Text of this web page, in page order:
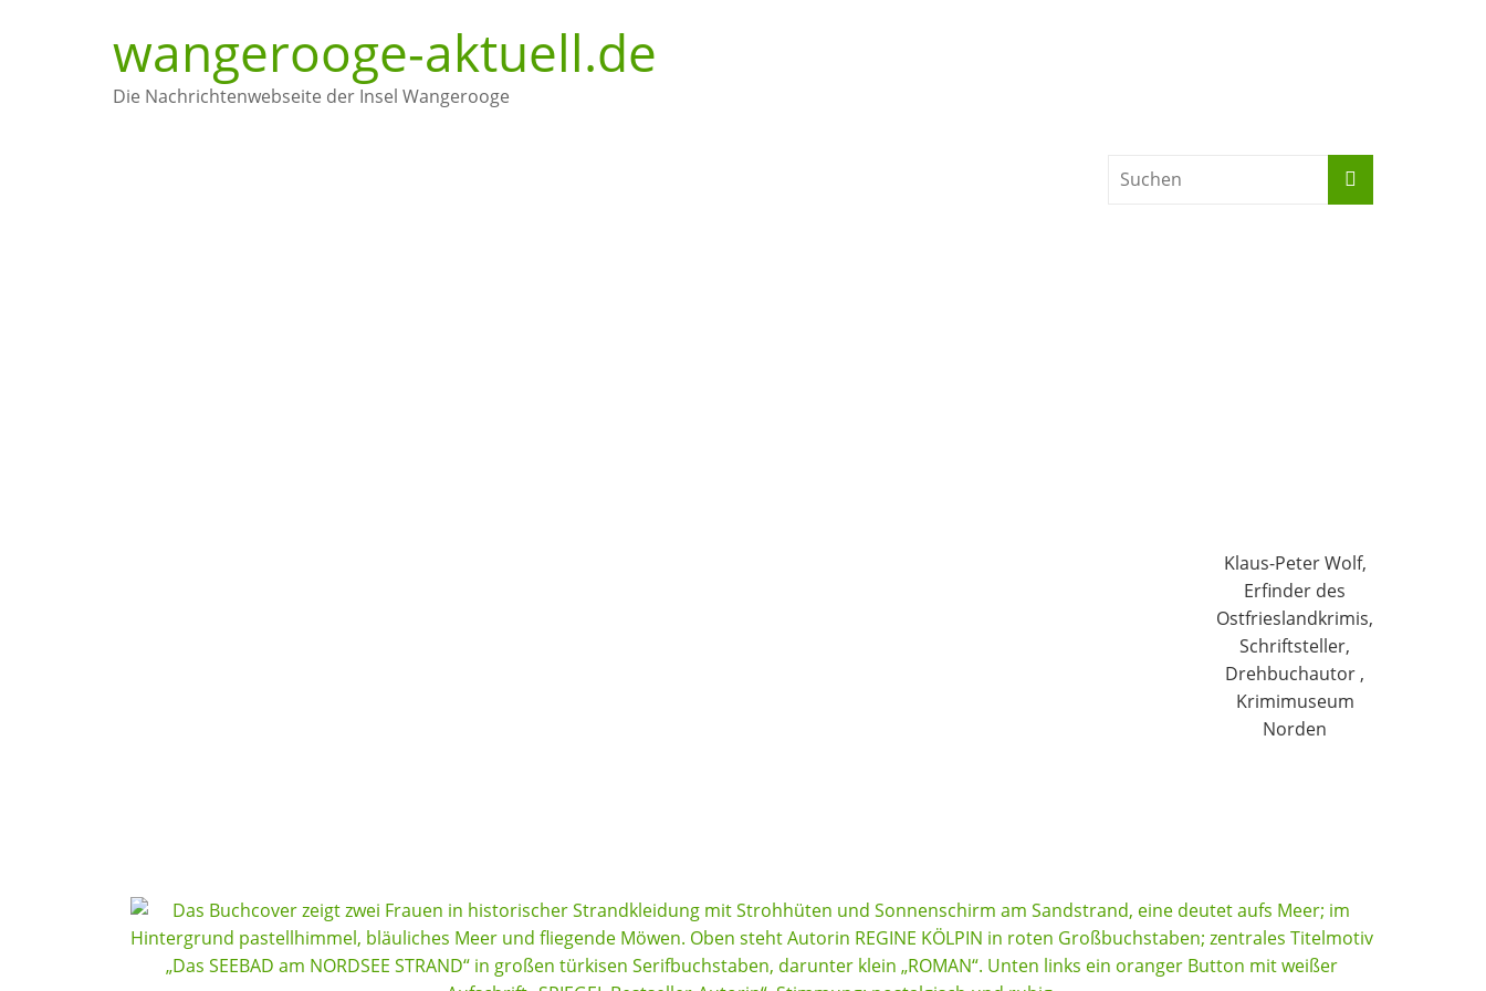
wangerooge-aktuell.de
Die Nachrichtenwebseite der Insel Wangerooge
Klaus-Peter Wolf,
Erfinder des
Ostfrieslandkrimis,
Schriftsteller,
Drehbuchautor ,
Krimimuseum
Norden